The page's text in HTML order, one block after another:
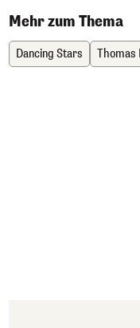
Mehr zum Thema
Dancing Stars Thomas